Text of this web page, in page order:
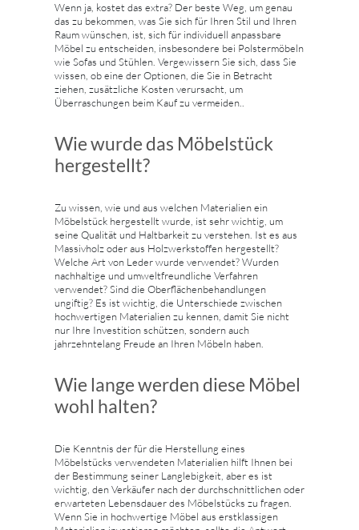
Wenn ja, kostet das extra? Der beste Weg, um genau
das zu bekommen, was Sie sich für Ihren Stil und Ihren
Raum wünschen, ist, sich für individuell anpassbare
Möbel zu entscheiden, insbesondere bei Polstermöbeln
wie Sofas und Stühlen. Vergewissern Sie sich, dass Sie
wissen, ob eine der Optionen, die Sie in Betracht
ziehen, zusätzliche Kosten verursacht, um
Überraschungen beim Kauf zu vermeiden..
Wie wurde das Möbelstück
hergestellt?
Zu wissen, wie und aus welchen Materialien ein
Möbelstück hergestellt wurde, ist sehr wichtig, um
seine Qualität und Haltbarkeit zu verstehen. Ist es aus
Massivholz oder aus Holzwerkstoffen hergestellt?
Welche Art von Leder wurde verwendet? Wurden
nachhaltige und umweltfreundliche Verfahren
verwendet? Sind die Oberflächenbehandlungen
ungiftig? Es ist wichtig, die Unterschiede zwischen
hochwertigen Materialien zu kennen, damit Sie nicht
nur Ihre Investition schützen, sondern auch
jahrzehntelang Freude an Ihren Möbeln haben.
Wie lange werden diese Möbel
wohl halten?
Die Kenntnis der für die Herstellung eines
Möbelstücks verwendeten Materialien hilft Ihnen bei
der Bestimmung seiner Langlebigkeit, aber es ist
wichtig, den Verkäufer nach der durchschnittlichen oder
erwarteten Lebensdauer des Möbelstücks zu fragen.
Wenn Sie in hochwertige Möbel aus erstklassigen